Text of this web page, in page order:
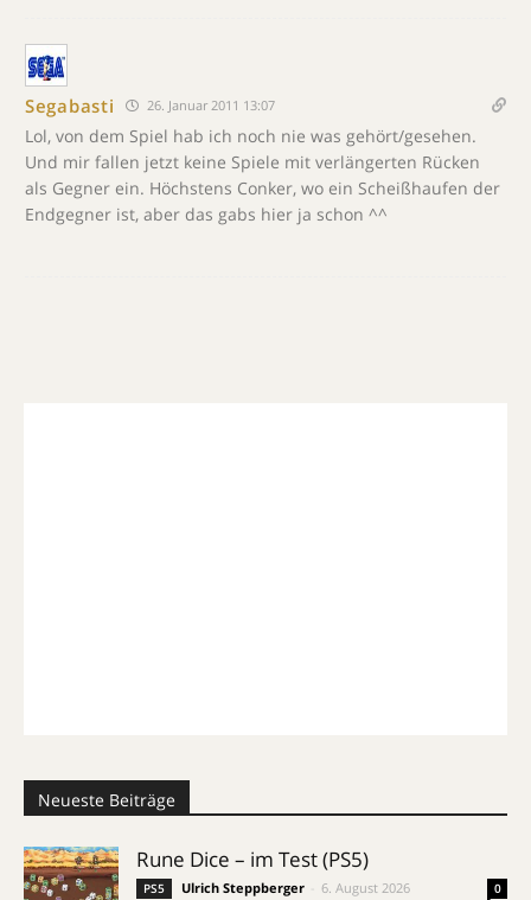
Segabasti 26. Januar 2011 13:07
Lol, von dem Spiel hab ich noch nie was gehört/gesehen.
Und mir fallen jetzt keine Spiele mit verlängerten Rücken
als Gegner ein. Höchstens Conker, wo ein Scheißhaufen der
Endgegner ist, aber das gabs hier ja schon ^^
Neueste Beiträge
Rune Dice – im Test (PS5)
PS5 Ulrich Steppberger 6. August 2026 0